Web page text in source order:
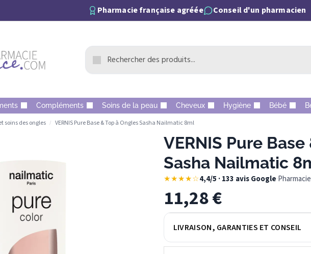
Pharmacie française agréée Conseil d'un pharmacien
Compléments Soins de la peau Cheveux Hygiène Bébé
soins des ongles / VERNIS Pure Base & Top à Ongles Sasha Nailmatic 8ml
VERNIS Pure
Sasha Nailmatic
★★★★☆4,4/5 · 133 avis Google·
11,28€
LIVRAISON, GARANTIES ET CONSEIL